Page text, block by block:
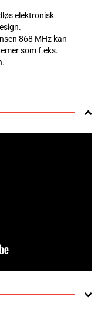
elektronisk
868 MHz kan
som f.eks.